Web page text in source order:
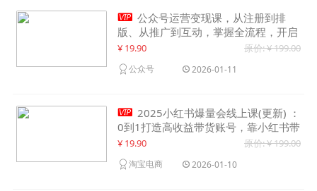
 公众号运营变现课，从注册到排
版、从推广到互动，掌握全流程，开启
个人品牌月入30000+
¥ 19.90 原价: ¥ 199.00
公众号 2026-01-11
 2025小红书爆量会线上课(更新) ：
0到1打造高收益带货账号，靠小红书带
货年入100w？机会来了！
¥ 19.90 原价: ¥ 199.00
淘宝电商 2026-01-10